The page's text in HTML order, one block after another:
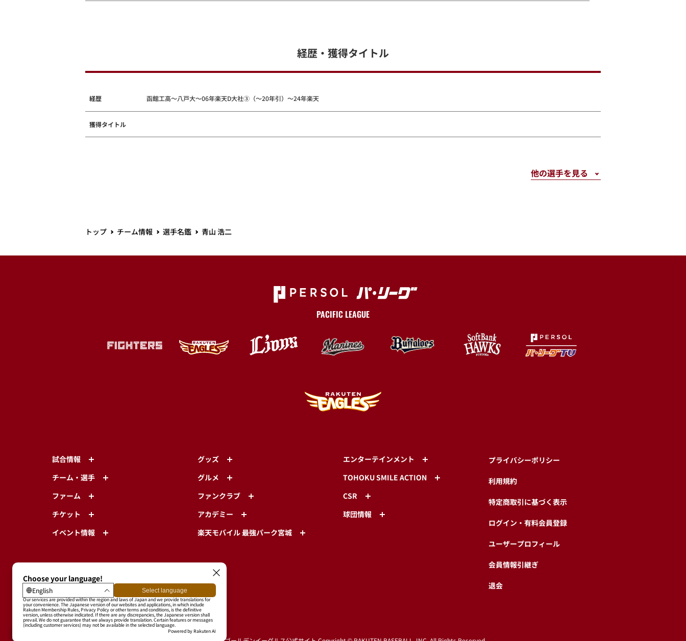
経歴・獲得タイトル
経歴 函館工高～八戸大～06年楽天D大社③（～20年引）～24年楽天
獲得タイトル
トップ チーム情報 選手名鑑 青山 浩二
PACIFIC LEAGUE
試合情報
チーム・選手
ファーム
チケット
イベント情報
グッズ
グルメ
ファンクラブ
アカデミー
楽天モバイル 最強パーク宮城
エンターテインメント
TOHOKU SMILE ACTION
CSR
球団情報
プライバシーポリシー
利用規約
特定商取引に基づく表示
ログイン・有料会員登録
ユーザープロフィール
会員情報引継ぎ
退会